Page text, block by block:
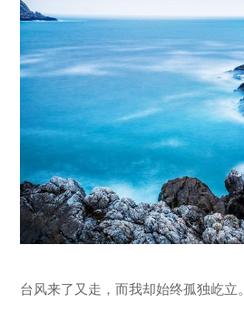
台风来了又走，而我却始终孤独屹立。